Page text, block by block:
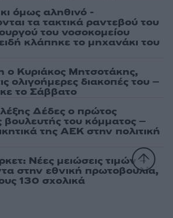
όμως αληθινό -
τα τακτικά ραντεβού του
του νοσοκομείου
κλάπηκε το μηχανάκι του
ο Κυριάκος Μητσοτάκης,
ολιγοήμερες διακοπές του –
το Σάββατο
Δέδες ο πρώτος
του κόμματος –
της ΑΕΚ στην πολιτική
Νέες μειώσεις τιμών –
στην εθνική πρωτοβουλία,
130 σχολικά